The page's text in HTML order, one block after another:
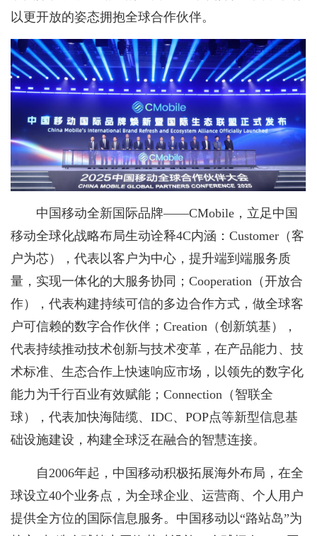
以更开放的姿态拥抱全球合作伙伴。
中国移动全新国际品牌——CMobile，立足中国
移动全球化战略布局生动诠释4C内涵：Customer（客
户为芯），代表以客户为中心，提升端到端服务质
量，实现一体化的大服务协同；Cooperation（开放合
作），代表构建持续可信的多边合作方式，做全球客
户可信赖的数字合作伙伴；Creation（创新筑基），
代表持续推动技术创新与技术变革，在产品能力、技
术标准、生态合作上快速响应市场，以领先的数字化
能力为千行百业有效赋能；Connection（智联全
球），代表加快海陆缆、IDC、POP点等新型信息基
础设施建设，构建全球泛在融合的智慧连接。
自2006年起，中国移动积极拓展海外布局，在全
球设立40个业务点，为全球企业、运营商、个人用户
提供全方位的国际信息服务。中国移动以“路站岛”为